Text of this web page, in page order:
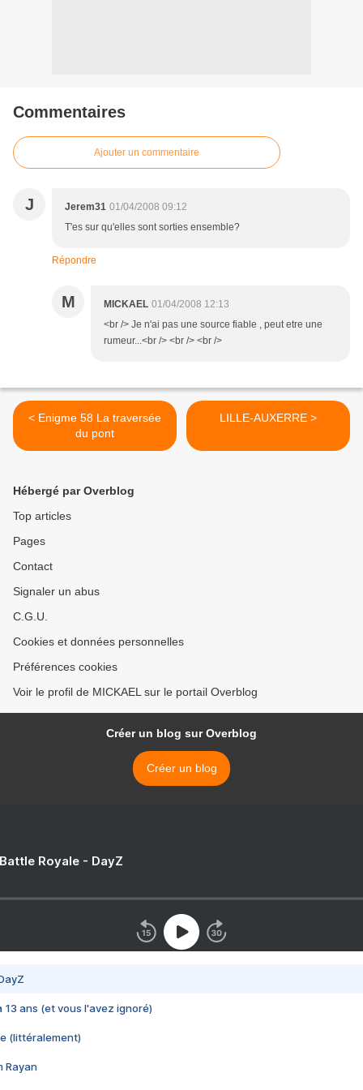
Commentaires
Ajouter un commentaire
J Jerem31 01/04/2008 09:12
T'es sur qu'elles sont sorties ensemble?
Répondre
M MICKAEL 01/04/2008 12:13
<br /> Je n'ai pas une source fiable , peut etre une
rumeur...<br /> <br /> <br />
< Enigme 58 La traversée
du pont
LILLE-AUXERRE >
Hébergé par Overblog
Top articles
Pages
Contact
Signaler un abus
C.G.U.
Cookies et données personnelles
Préférences cookies
Voir le profil de MICKAEL sur le portail Overblog
Créer un blog sur Overblog
Créer un blog
Royale - DayZ
13 ans (et vous l'avez ignoré)
(littéralement)
Rayan